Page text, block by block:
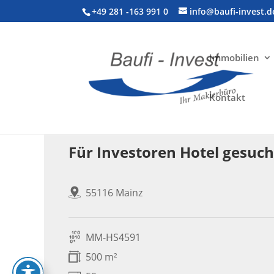
+49 281 -163 991 0 info@baufi-
Immobilien
Kontakt
Für Investoren Hotel
55116 Mainz
MM-HS4591
500 m²